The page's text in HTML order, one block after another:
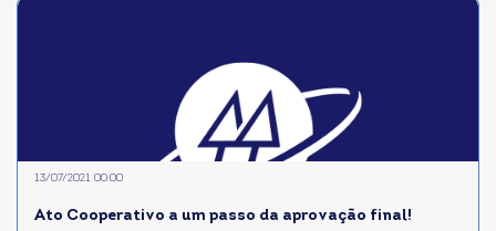
Ato Cooperativo a um passo da aprovação final!
13/07/2021 00:00